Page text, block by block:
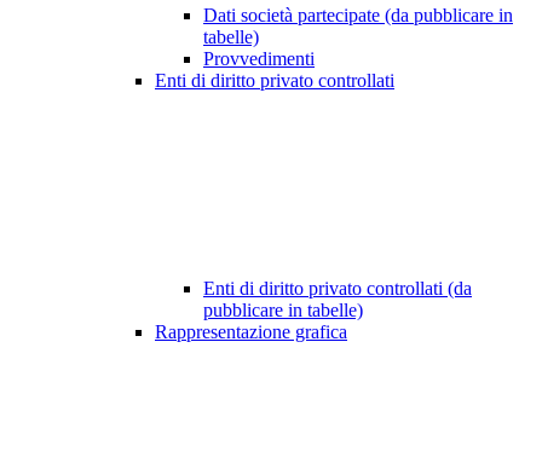
Dati società partecipate (da pubblicare in
tabelle)
Provvedimenti
Enti di diritto privato controllati
Enti di diritto privato controllati (da
pubblicare in tabelle)
Rappresentazione grafica